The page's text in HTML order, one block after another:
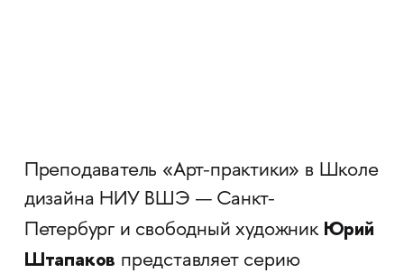
Преподаватель «Арт-практики» в Школе
дизайна НИУ ВШЭ — Санкт-
Петербург и свободный художник Юрий
Штапаков представляет серию